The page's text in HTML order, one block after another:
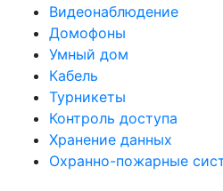
Видеонаблюдение
Домофоны
Умный дом
Кабель
Турникеты
Контроль доступа
Хранение данных
Охранно-пожарные